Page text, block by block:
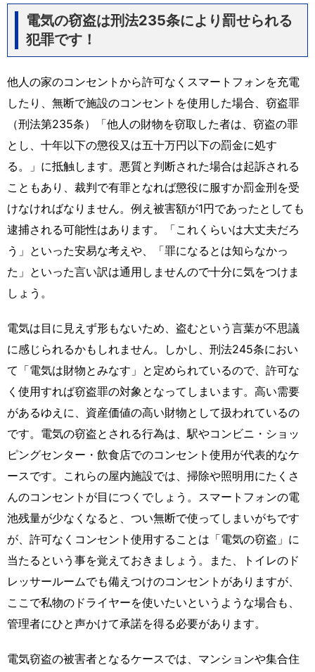
電気の窃盗は刑法235条により罰せられる
犯罪です！
他人の家のコンセントから許可なくスマートフォンを充電
したり、無断で施設のコンセントを使用した場合、窃盗罪
（刑法第235条）「他人の財物を窃取した者は、窃盗の罪
とし、十年以下の懲役又は五十万円以下の罰金に処す
る。」に抵触します。悪質と判断された場合は起訴される
こともあり、裁判で有罪となれば懲役に服すか罰金刑を受
けなければなりません。例え被害額が1円であったとしても
逮捕される可能性はあります。「これくらいは大丈夫だろ
う」といった安易な考えや、「罪になるとは知らなかっ
た」といった言い訳は通用しませんので十分に気をつけま
しょう。
電気は目に見えず形もないため、盗むという言葉が不思議
に感じられるかもしれません。しかし、刑法245条におい
て「電気は財物とみなす」と定められているので、許可な
く使用すれば窃盗罪の対象となってしまいます。高い需要
があるゆえに、資産価値の高い財物として扱われているの
です。電気の窃盗とされる行為は、駅やコンビニ・ショッ
ピングセンター・飲食店でのコンセント使用が代表的なケ
ースです。これらの屋内施設では、掃除や照明用にたくさ
んのコンセントが目につくでしょう。スマートフォンの電
池残量が少なくなると、つい無断で使ってしまいがちです
が、許可なくコンセント使用することは「電気の窃盗」に
当たるという事を覚えておきましょう。また、トイレのド
レッサールームでも備えつけのコンセントがありますが、
ここで私物のドライヤーを使いたいというような場合も、
管理者にひと声かけて承諾を得る必要があります。
電気窃盗の被害者となるケースでは、マンションや集合住